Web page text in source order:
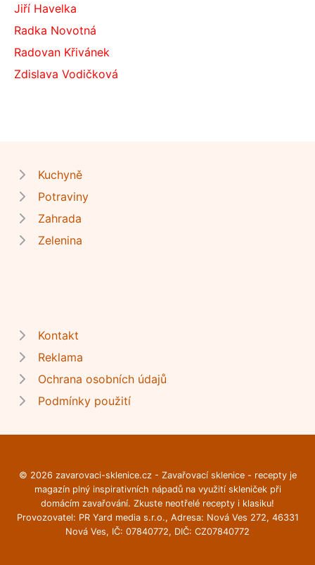
Jiří Havelka
Radka Novotná
Radovan Křivánek
Zdislava Vodičková
Kuchyně
Potraviny
Zahrada
Zelenina
Kontakt
Reklama
Ochrana osobních údajů
Podmínky použití
© 2026 zavarovaci-sklenice.cz - Zavařovací sklenice - recepty je
magazín plný inspirativních nápadů na využití skleniček při
domácím zavařování. Zkuste neotřelé recepty i klasiku!
Provozovatel: PR Yard media s.r.o., Adresa: Nová Ves 272, 46331
Nová Ves, IČ: 07840772, DIČ: CZ07840772